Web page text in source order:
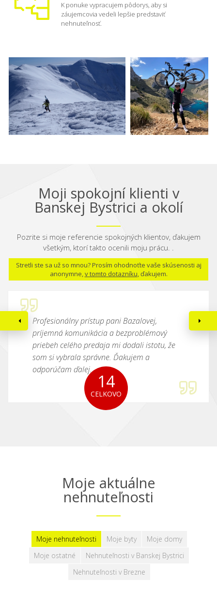
K ponuke vypracujem pôdorys, aby si
záujemcovia vedeli lepšie predstaviť
nehnuteľnosť.
Moji spokojní klienti v
Banskej Bystrici a okolí
Pozrite si moje referencie spokojných klientov, ďakujem
všetkým, ktorí takto ocenili moju prácu. .
Stretli ste sa už so mnou? Prosím ohodnoťte vaše skúsenosti aj
anonymne,v tomto dotazníku, ďakujem.
Profesionálny prístup pani Bazalovej,
príjemná komunikácia a bezproblémový
priebeh celého predaja mi dodali istotu, že
som si vybrala správne. Ďakujem a
odporúčam ďalej.
14
CELKOVO
Moje aktuálne
nehnuteľnosti
Moje nehnuteľnosti Moje byty
Moje domy
Moje ostatné
Nehnuteľnosti v Banskej Bystrici
Nehnuteľnosti v Brezne